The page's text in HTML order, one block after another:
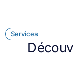
Services